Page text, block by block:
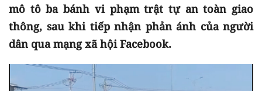
mô tô ba bánh vi phạm trật tự an toàn giao
thông, sau khi tiếp nhận phản ánh của người
dân qua mạng xã hội Facebook.